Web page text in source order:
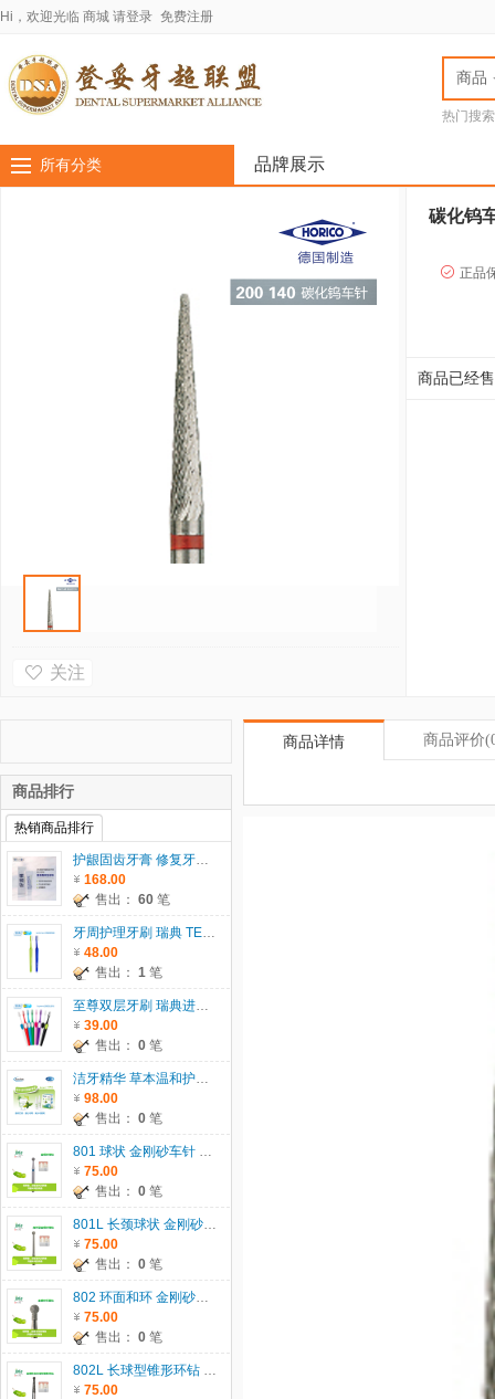
Hi，欢迎光临 商城 请登录 免费注册
商品
热门搜
所有分类 品牌展示
碳化钨
正品
商品已经
关注
商品详情 商品评价
商品排行
热销商品排行
护龈固齿牙膏 修复牙龈 60g
168.00
售出： 60 笔
牙周护理牙刷 瑞典 TEPE
48.00
售出： 1 笔
至尊双层牙刷 瑞典进口 TEPE
39.00
售出： 0 笔
洁牙精华 草本温和护龈 代替牙膏、漱口水，一瓶二用
98.00
售出： 0 笔
801 球状 金刚砂车针 801 瑞士JOTA 原装进口 5支/板 直径： 007-029 5支/板 直径：033-042 2支/板 单位：板
75.00
售出： 0 笔
801L 长颈球状 金刚砂车针 瑞士JOTA 原装进口 5支/板 单位：板
75.00
售出： 0 笔
802 环面和环 金刚砂车针 瑞士JOTA原装进口 5支/板 单位：板
75.00
售出： 0 笔
802L 长球型锥形环钻 金刚砂车针 瑞士JOTA原装进口 5支/板 单位：板
75.00